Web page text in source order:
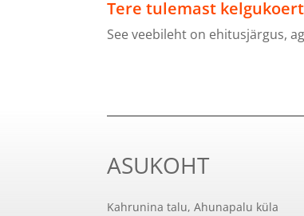
Tere tulemast
See veebileht on ehitusjärgus,
ASUKOHT
Kahrunina talu, Ahunapalu küla